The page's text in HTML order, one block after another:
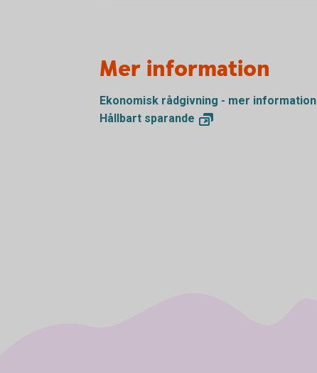
Mer information
Ekonomisk rådgivning - mer information
Hållbart sparande